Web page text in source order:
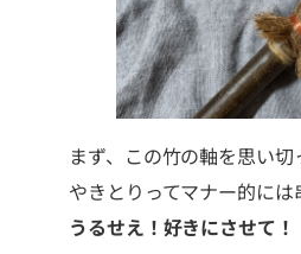
まず、この竹の軸を思い
やきとりってマナー的に
うるせえ！好きにさせて！